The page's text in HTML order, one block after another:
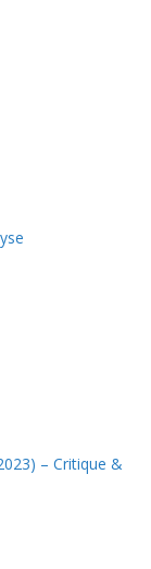
– Critique &